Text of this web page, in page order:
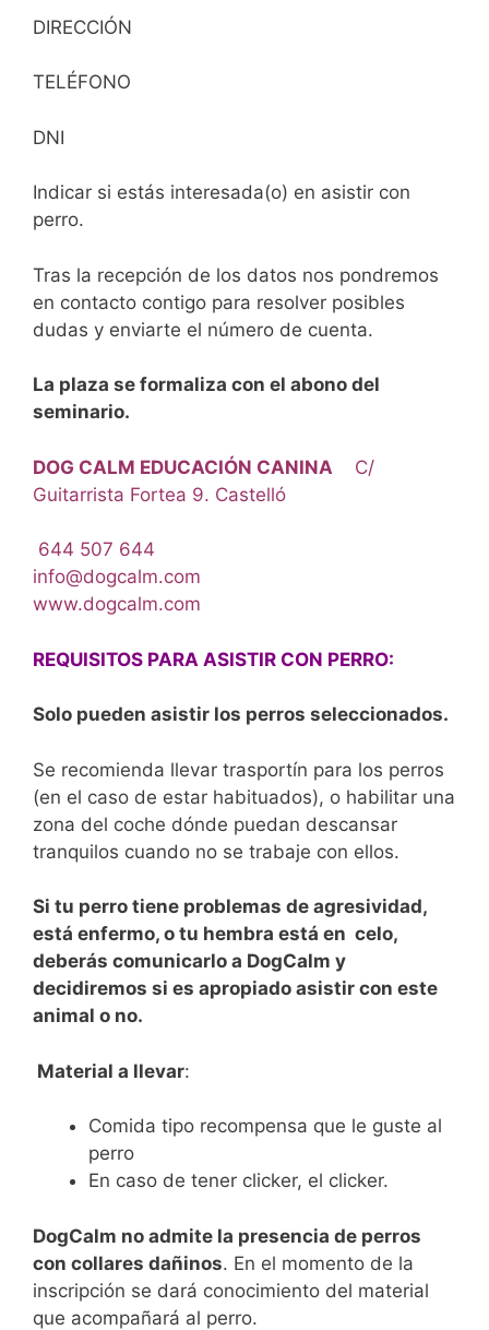
DIRECCIÓN
TELÉFONO
DNI
Indicar si estás interesada(o) en asistir con
perro.
Tras la recepción de los datos nos pondremos
en contacto contigo para resolver posibles
dudas y enviarte el número de cuenta.
La plaza se formaliza con el abono del
seminario.
DOG CALM EDUCACIÓN CANINA C/
Guitarrista Fortea 9. Castelló
644 507 644
info@dogcalm.com
www.dogcalm.com
REQUISITOS PARA ASISTIR CON PERRO:
Solo pueden asistir los perros seleccionados.
Se recomienda llevar trasportín para los perros
(en el caso de estar habituados), o habilitar una
zona del coche dónde puedan descansar
tranquilos cuando no se trabaje con ellos.
Si tu perro tiene problemas de agresividad,
está enfermo, o tu hembra está en celo,
deberás comunicarlo a DogCalm y
decidiremos si es apropiado asistir con este
animal o no.
Material a llevar:
Comida tipo recompensa que le guste al
perro
En caso de tener clicker, el clicker.
DogCalm no admite la presencia de perros
con collares dañinos. En el momento de la
inscripción se dará conocimiento del material
que acompañará al perro.